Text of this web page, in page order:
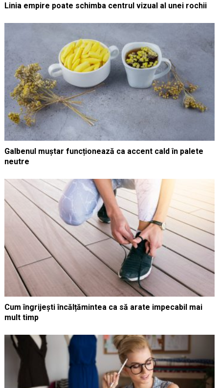
Linia empire poate schimba centrul vizual al unei rochii
Galbenul muștar funcționează ca accent cald în palete
neutre
Cum îngrijești încălțămintea ca să arate impecabil mai
mult timp